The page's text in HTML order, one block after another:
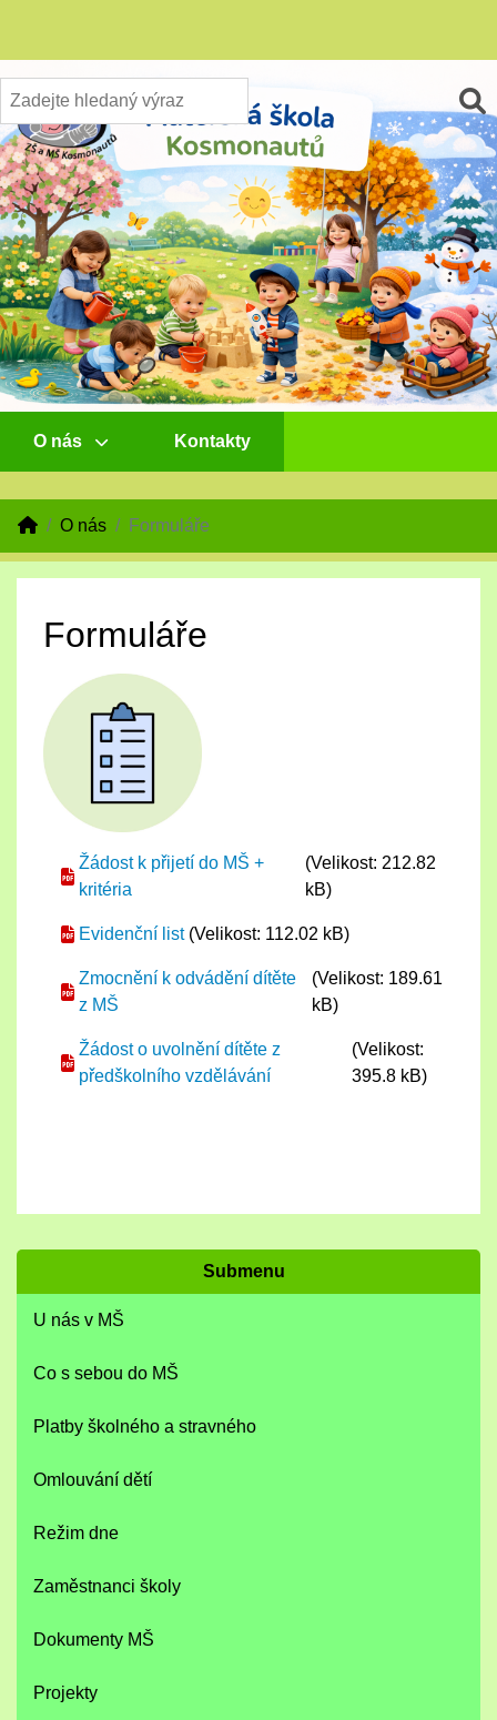
O nás Kontakty
O nás Formuláře
Formuláře
Žádost k přijetí do MŠ +
kritéria
(Velikost: 212.82
kB)
Evidenční list (Velikost: 112.02 kB)
Zmocnění k odvádění dítěte
z MŠ
(Velikost: 189.61
kB)
Žádost o uvolnění dítěte z
předškolního vzdělávání
(Velikost:
395.8 kB)
Submenu
U nás v MŠ
Co s sebou do MŠ
Platby školného a stravného
Omlouvání dětí
Režim dne
Zaměstnanci školy
Dokumenty MŠ
Projekty